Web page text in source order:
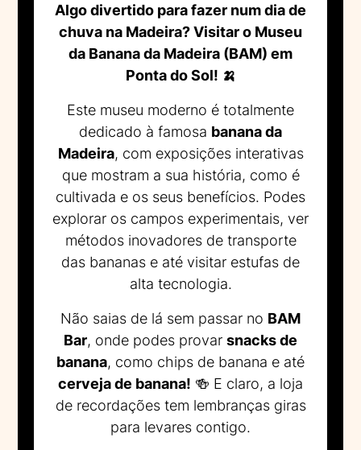
Algo divertido para fazer num dia de
chuva na Madeira? Visitar o Museu
da Banana da Madeira (BAM) em
Ponta do Sol! 🍌
Este museu moderno é totalmente
dedicado à famosa banana da
Madeira, com exposições interativas
que mostram a sua história, como é
cultivada e os seus benefícios. Podes
explorar os campos experimentais, ver
métodos inovadores de transporte
das bananas e até visitar estufas de
alta tecnologia.
Não saias de lá sem passar no BAM
Bar, onde podes provar snacks de
banana, como chips de banana e até
cerveja de banana! 🍻 E claro, a loja
de recordações tem lembranças giras
para levares contigo.